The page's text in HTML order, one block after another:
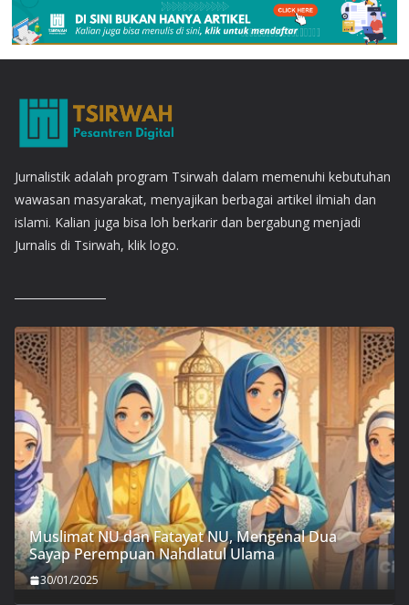
Jurnalistik adalah program Tsirwah dalam memenuhi kebutuhan
wawasan masyarakat, menyajikan berbagai artikel ilmiah dan
islami. Kalian juga bisa loh berkarir dan bergabung menjadi
Jurnalis di Tsirwah, klik logo.
Muslimat NU dan Fatayat NU, Mengenal Dua
Sayap Perempuan Nahdlatul Ulama
30/01/2025